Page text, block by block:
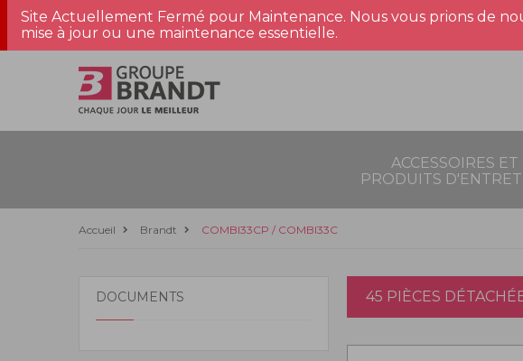
Site Actuellement Fermé pour Maintenance. Nous vous prions de
mise à jour ou une maintenance essentielle.
ACCESSOIRES ET
PRODUITS
Accueil Brandt COMBI33CP / COMBI33C
DOCUMENTS 45 PIÈCES